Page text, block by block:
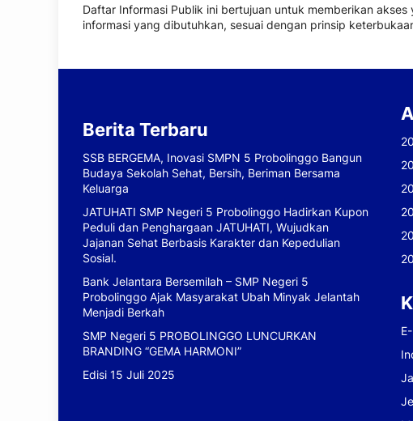
Daftar Informasi Publik ini bertujuan untuk memberikan
informasi yang dibutuhkan, sesuai dengan prinsip
Berita Terbaru
SSB BERGEMA, Inovasi SMPN 5 Probolinggo Bangun
Budaya Sekolah Sehat, Bersih, Beriman Bersama
Keluarga
JATUHATI SMP Negeri 5 Probolinggo Hadirkan Kupon
Peduli dan Penghargaan JATUHATI, Wujudkan
Jajanan Sehat Berbasis Karakter dan Kepedulian
Sosial.
Bank Jelantara Bersemilah – SMP Negeri 5
Probolinggo Ajak Masyarakat Ubah Minyak Jelantah
Menjadi Berkah
SMP Negeri 5 PROBOLINGGO LUNCURKAN
BRANDING “GEMA HARMONI”
Edisi 15 Juli 2025